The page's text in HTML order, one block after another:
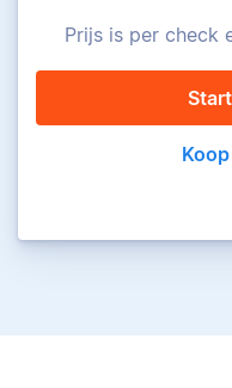
Prijs is per check